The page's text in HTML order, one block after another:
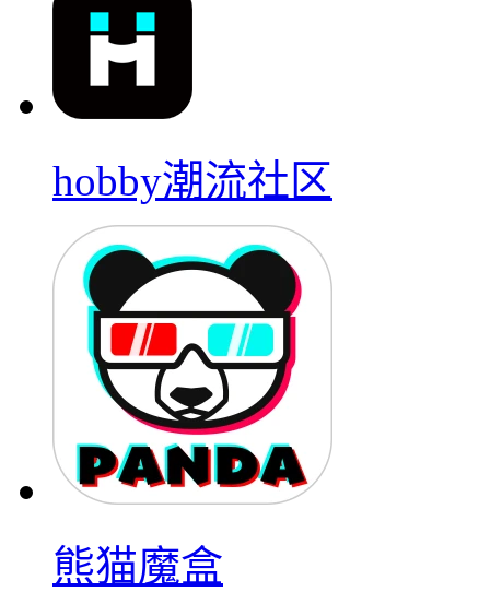
hobby潮流社区
熊猫魔盒